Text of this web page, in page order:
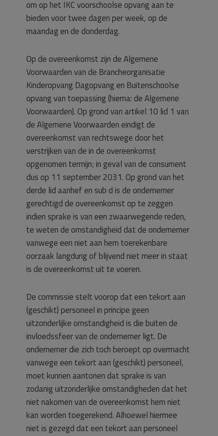
om op het IKC voorschoolse opvang aan te
bieden voor twee dagen per week, op de
maandag en de donderdag.
Op de overeenkomst zijn de Algemene
Voorwaarden van de Brancheorganisatie
Kinderopvang Dagopvang en Buitenschoolse
opvang van toepassing (hierna: de Algemene
Voorwaarden). Op grond van artikel 10 lid 1 van
de Algemene Voorwaarden eindigt de
overeenkomst van rechtswege door het
verstrijken van de in de overeenkomst
opgenomen termijn; in geval van de consument
dus op 11 september 2031. Op grond van het
derde lid aanhef en sub d is de ondernemer
gerechtigd de overeenkomst op te zeggen
indien sprake is van een zwaarwegende reden,
te weten de omstandigheid dat de ondernemer
vanwege een niet aan hem toerekenbare
oorzaak langdurig of blijvend niet meer in staat
is de overeenkomst uit te voeren.
De commissie stelt voorop dat een tekort aan
(geschikt) personeel in principe geen
uitzonderlijke omstandigheid is die buiten de
invloedssfeer van de ondernemer ligt. De
ondernemer die zich toch beroept op overmacht
vanwege een tekort aan (geschikt) personeel,
moet kunnen aantonen dat sprake is van
zodanig uitzonderlijke omstandigheden dat het
niet nakomen van de overeenkomst hem niet
kan worden toegerekend. Alhoewel hiermee
niet is gezegd dat een tekort aan personeel